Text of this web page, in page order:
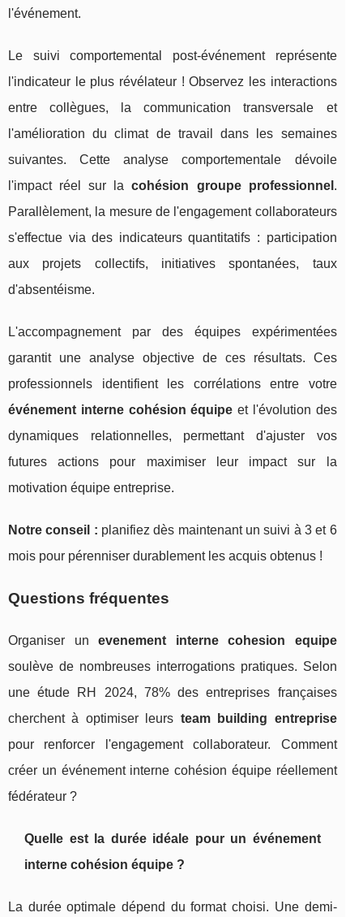
l'événement.
Le suivi comportemental post-événement représente
l'indicateur le plus révélateur ! Observez les interactions
entre collègues, la communication transversale et
l'amélioration du climat de travail dans les semaines
suivantes. Cette analyse comportementale dévoile
l'impact réel sur lacohésion groupe professionnel .
Parallèlement, la mesure de l'engagement collaborateurs
s'effectue via des indicateurs quantitatifs : participation
aux projets collectifs, initiatives spontanées, taux
d'absentéisme.
L'accompagnement par des équipes expérimentées
garantit une analyse objective de ces résultats. Ces
professionnels identifient les corrélations entre votre
événement interne cohésion équipe et l'évolution des
dynamiques relationnelles, permettant d'ajuster vos
futures actions pour maximiser leur impact sur la
motivation équipe entreprise.
Notre conseil : planifiez dès maintenant un suivi à 3 et 6
mois pour pérenniser durablement les acquis obtenus !
Questions fréquentes
Organiser unevenement interne cohesion equipe
soulève de nombreuses interrogations pratiques. Selon
une étude RH 2024, 78% des entreprises françaises
cherchent à optimiser leurs team building entreprise
pour renforcer l'engagement collaborateur. Comment
créer un événement interne cohésion équipe réellement
fédérateur ?
Quelle est la durée idéale pour un événement
interne cohésion équipe ?
La durée optimale dépend du format choisi. Une demi-